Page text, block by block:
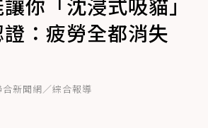
你「沈浸式吸貓」
：疲勞全都消失
合新聞網／綜合報導